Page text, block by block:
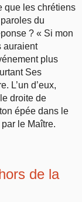
que les chrétiens
du
? « Si mon
auraient
plus
Ses
L’un d’eux,
droite de
épée dans le
le Maître.
de la